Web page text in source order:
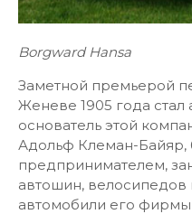
Borgward Hansa
Заметной премьерой
Женеве 1905 года стал
основатель этой
Адольф Клеман-
предпринимателем,
автошин,
автомобили его